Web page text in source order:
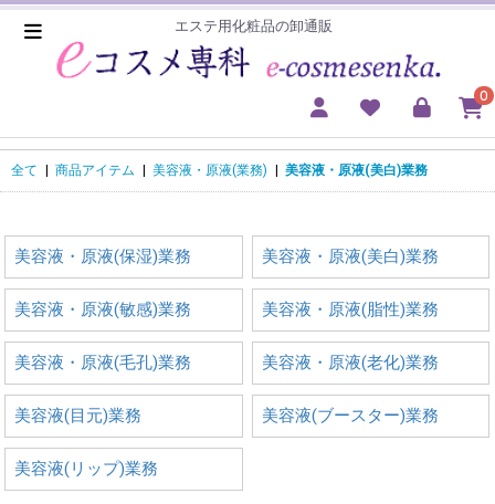
エステ用化粧品の卸通販
0
全て 商品アイテム 美容液・原液(業務) 美容液・原液(美白)業務
美容液・原液(保湿)業務 美容液・原液(美白)業務
美容液・原液(敏感)業務 美容液・原液(脂性)業務
美容液・原液(毛孔)業務 美容液・原液(老化)業務
美容液(目元)業務 美容液(ブースター)業務
美容液(リップ)業務